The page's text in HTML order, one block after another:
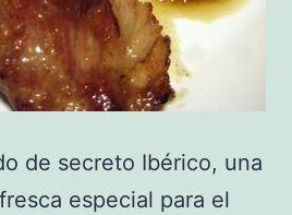
de secreto Ibérico, una
especial para el